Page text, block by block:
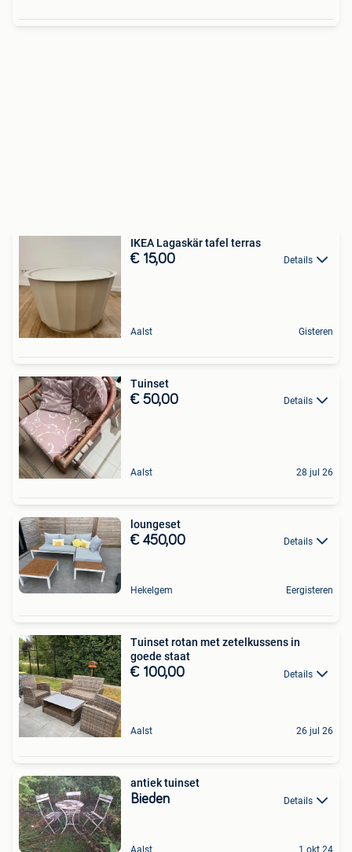
IKEA Lagaskär tafel terras
€ 15,00 Details
Aalst Gisteren
Tuinset
€ 50,00 Details
Aalst 28 jul 26
loungeset
€ 450,00 Details
Hekelgem Eergisteren
Tuinset rotan met zetelkussens in
goede staat
€ 100,00 Details
Aalst 26 jul 26
antiek tuinset
Bieden Details
Aalst 1 okt 24